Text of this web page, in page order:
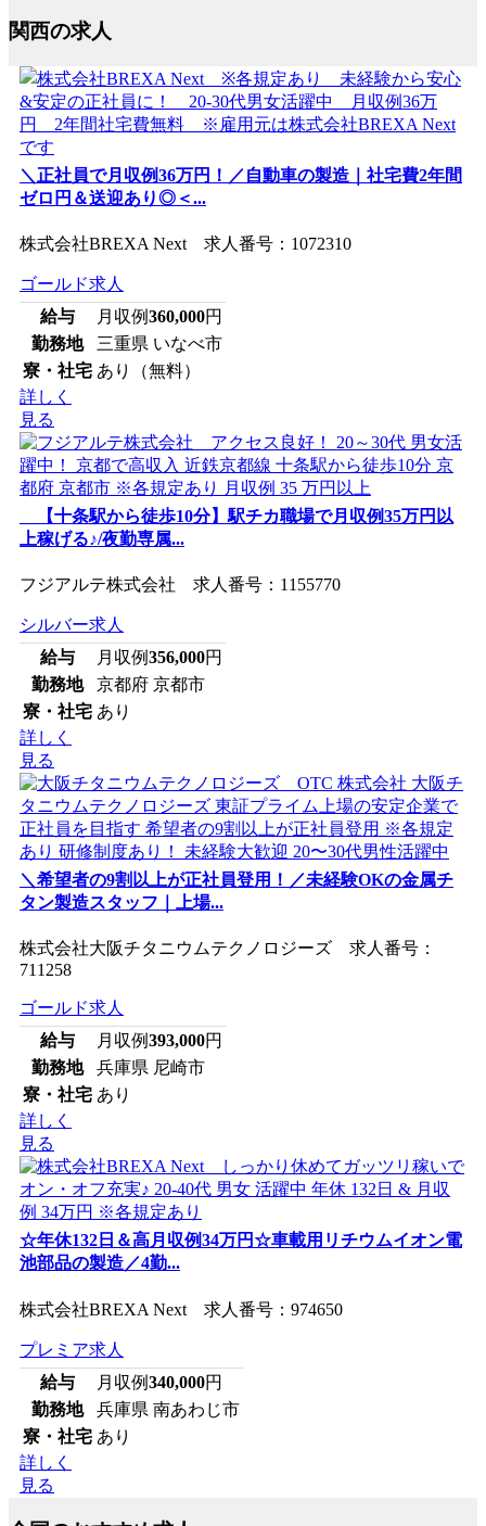
関西の求人
＼正社員で月収例36万円！／自動車の製造｜社宅費2年間
ゼロ円＆送迎あり◎＜...
株式会社BREXA Next 求人番号：1072310
ゴールド求人
給与
月収例360,000円
勤務地
三重県 いなべ市
寮・社宅 あり（無料）
詳しく
見る
【十条駅から徒歩10分】駅チカ職場で月収例35万円以
上稼げる♪/夜勤専属...
フジアルテ株式会社 求人番号：1155770
シルバー求人
給与
月収例356,000円
勤務地
京都府 京都市
寮・社宅 あり
詳しく
見る
＼希望者の9割以上が正社員登用！／未経験OKの金属チ
タン製造スタッフ｜上場...
株式会社大阪チタニウムテクノロジーズ 求人番号：
711258
ゴールド求人
給与
月収例393,000円
勤務地
兵庫県 尼崎市
寮・社宅 あり
詳しく
見る
☆年休132日＆高月収例34万円☆車載用リチウムイオン電
池部品の製造／4勤...
株式会社BREXA Next 求人番号：974650
プレミア求人
給与
月収例340,000円
勤務地
兵庫県 南あわじ市
寮・社宅 あり
詳しく
見る